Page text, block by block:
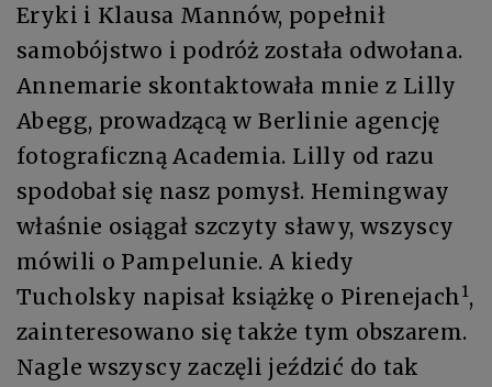
Eryki i Klausa Mannów, popełnił
samobójstwo i podróż została odwołana.
Annemarie skontaktowała mnie z Lilly
Abegg, prowadzącą w Berlinie agencję
fotograficzną Academia. Lilly od razu
spodobał się nasz pomysł. Hemingway
właśnie osiągał szczyty sławy, wszyscy
mówili o Pampelunie. A kiedy
Tucholsky napisał książkę o Pirenejach1,
zainteresowano się także tym obszarem.
Nagle wszyscy zaczęli jeździć do tak